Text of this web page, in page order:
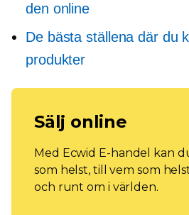
den online
De bästa ställena där du
produkter
Sälj online
Med Ecwid E-handel kan
som helst, till vem som
och runt om i världen.